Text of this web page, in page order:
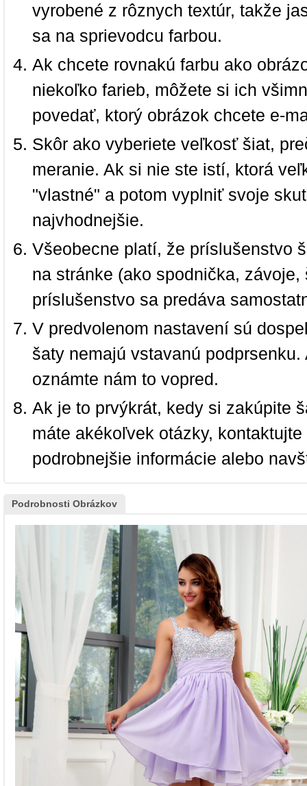
vyrobené z rôznych textúr, takže
sa na sprievodcu farbou.
Ak chcete rovnakú farbu ako
niekoľko farieb, môžete si ich
povedať, ktorý obrázok chcete e-
Skôr ako vyberiete veľkosť šiat,
meranie. Ak si nie ste istí, ktorá
"vlastné" a potom vyplniť svoje
najvhodnejšie.
Všeobecne platí, že príslušenstvo
na stránke (ako spodnička,
príslušenstvo sa predáva
V predvolenom nastavení sú
šaty nemajú vstavanú
oznámte nám to vopred.
Ak je to prvýkrát, kedy si zakúpite
máte akékoľvek otázky,
podrobnejšie informácie alebo
Podrobnosti Obrázkov